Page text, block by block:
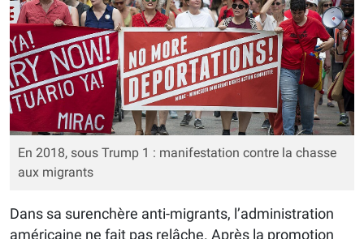
En 2018, sous Trump 1 : manifestation contre la chasse
aux migrants
Dans sa surenchère anti-migrants, l’administration
américaine ne fait pas relâche. Après la promotion